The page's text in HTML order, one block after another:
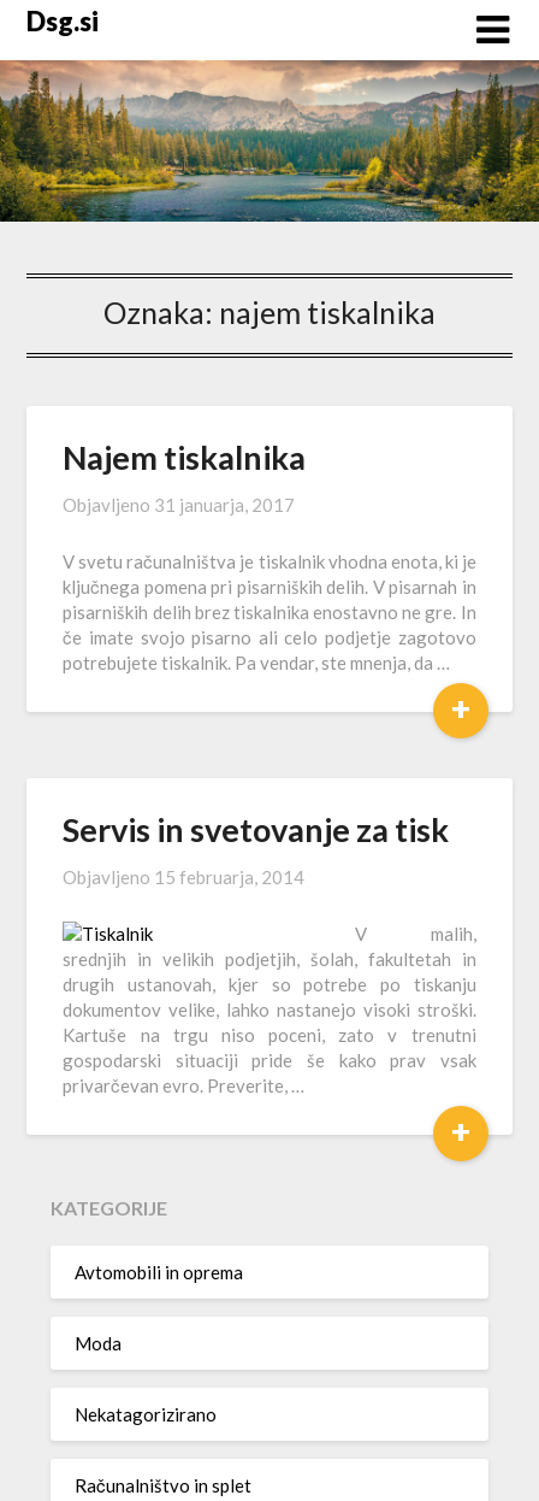
Skip
content
Dsg.si
Oznaka: najem tiskalnika
Najem tiskalnika
Objavljeno 31 januarja, 2017
V svetu računalništva je tiskalnik vhodna enota, ki je
ključnega pomena pri pisarniških delih. V pisarnah in
pisarniških delih brez tiskalnika enostavno ne gre. In
če imate svojo pisarno ali celo podjetje zagotovo
potrebujete tiskalnik. Pa vendar, ste mnenja, da …
+
Servis in svetovanje za tisk
Objavljeno 15 februarja, 2014
V malih,
srednjih in velikih podjetjih, šolah, fakultetah in
drugih ustanovah, kjer so potrebe po tiskanju
dokumentov velike, lahko nastanejo visoki stroški.
Kartuše na trgu niso poceni, zato v trenutni
gospodarski situaciji pride še kako prav vsak
privarčevan evro. Preverite, …
+
KATEGORIJE
Avtomobili in oprema
Moda
Nekatagorizirano
Računalništvo in splet